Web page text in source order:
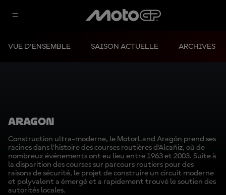
VUE D'ENSEMBLE SAISON ACTUELLE ARCHIVES
ARAGON
Construction ultra-moderne, le MotorLand Aragón prend ses
racines dans l’histoire des courses routières d’Alcañiz, où de
nombreux événements ont eu lieu entre 1963 et 2003. Suite à
la disparition des courses sur parcours routiers pour des
raisons de sécurité, le projet de construire un circuit moderne
et polyvalent a émergé et a rapidement trouvé le soutien des
autorités locales.